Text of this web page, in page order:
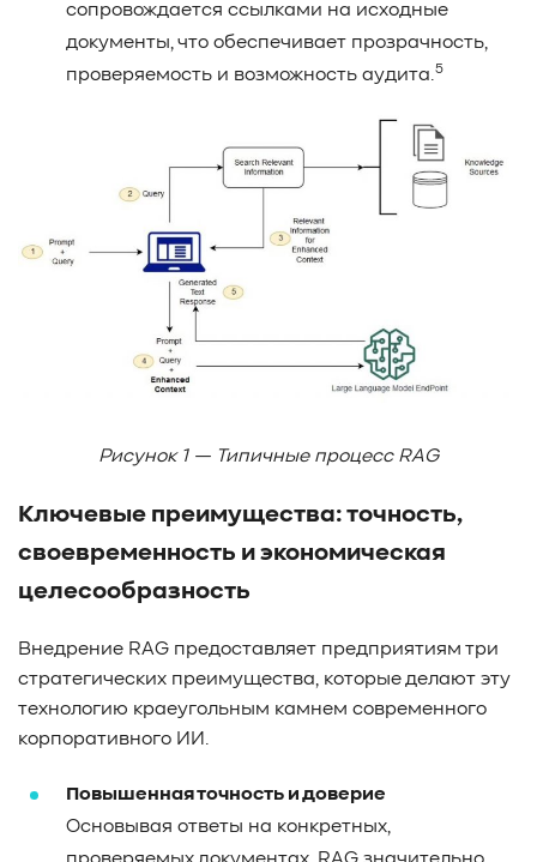
сопровождается ссылками на исходные
документы, что обеспечивает прозрачность,
проверяемость и возможность аудита.5
Рисунок 1 — Типичные процесс RAG
Ключевые преимущества: точность,
своевременность и экономическая
целесообразность
Внедрение RAG предоставляет предприятиям три
стратегических преимущества, которые делают эту
технологию краеугольным камнем современного
корпоративного ИИ.
Повышенная точность и доверие
Основывая ответы на конкретных,